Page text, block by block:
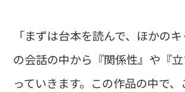
「まずは台本を読んで、ほかの
の会話の中から『関係性』や『
っていきます。この作品の中で